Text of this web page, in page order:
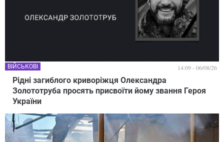
Рідні загиблого криворіжця Олександра
Золототруба просять присвоїти йому звання Героя
України
ВІЙСЬКОВІ 14:09 - 06/08/26